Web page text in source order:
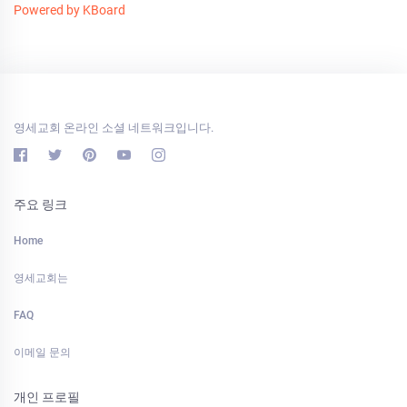
Powered by KBoard
영세교회 온라인 소셜 네트워크입니다.
주요 링크
Home
영세교회는
FAQ
이메일 문의
개인 프로필